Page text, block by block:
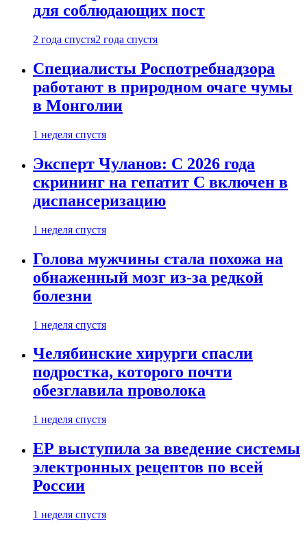
для соблюдающих пост
2 года спустя2 года спустя
Специалисты Роспотребнадзора
работают в природном очаге чумы
в Монголии
1 неделя спустя
Эксперт Чуланов: С 2026 года
скрининг на гепатит С включен в
диспансеризацию
1 неделя спустя
Голова мужчины стала похожа на
обнаженный мозг из-за редкой
болезни
1 неделя спустя
Челябинские хирурги спасли
подростка, которого почти
обезглавила проволока
1 неделя спустя
ЕР выступила за введение системы
электронных рецептов по всей
России
1 неделя спустя